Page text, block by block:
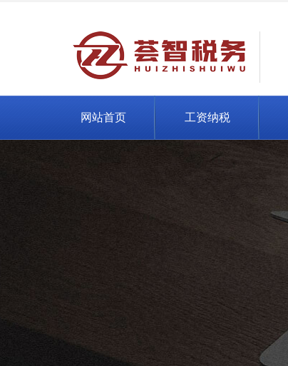
网站首页 工资纳税